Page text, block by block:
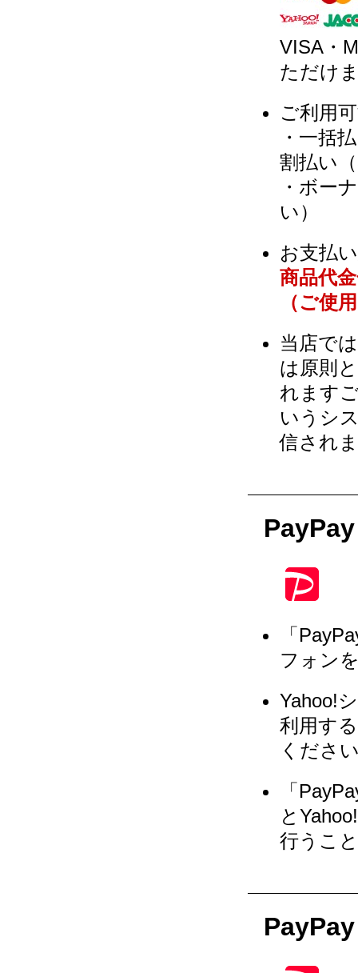
VISA・
ただけ
ご利用
・一括
割払い
・ボー
い）
お支払
商品代
（ご使
当店で
は原則
れます
いうシ
信され
「
フォン
Yahoo!
利用す
くださ
「
と
行うこ